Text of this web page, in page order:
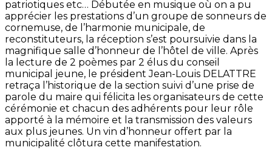
patriotiques etc… Débutée en musique où on a pu
apprécier les prestations d’un groupe de sonneurs de
cornemuse, de l’harmonie municipale, de
reconstituteurs, la réception s’est poursuivie dans la
magnifique salle d’honneur de l’hôtel de ville. Après
la lecture de 2 poèmes par 2 élus du conseil
municipal jeune, le président Jean-Louis DELATTRE
retraça l’historique de la section suivi d’une prise de
parole du maire qui félicita les organisateurs de cette
cérémonie et chacun des adhérents pour leur rôle
apporté à la mémoire et la transmission des valeurs
aux plus jeunes. Un vin d’honneur offert par la
municipalité clôtura cette manifestation.